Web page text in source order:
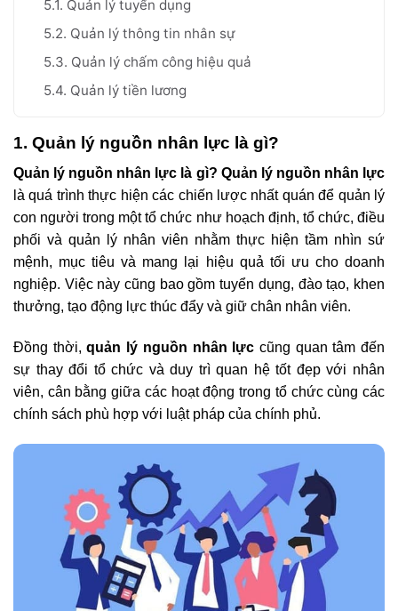
5.1. Quản lý tuyển dụng
5.2. Quản lý thông tin nhân sự
5.3. Quản lý chấm công hiệu quả
5.4. Quản lý tiền lương
1. Quản lý nguồn nhân lực là gì?
Quản lý nguồn nhân lực là gì? Quản lý nguồn nhân lực
là quá trình thực hiện các chiến lược nhất quán để quản lý
con người trong một tổ chức như hoạch định, tổ chức, điều
phối và quản lý nhân viên nhằm thực hiện tầm nhìn sứ
mệnh, mục tiêu và mang lại hiệu quả tối ưu cho doanh
nghiệp. Việc này cũng bao gồm tuyển dụng, đào tạo, khen
thưởng, tạo động lực thúc đẩy và giữ chân nhân viên.
Đồng thời,quản lý nguồn nhân lực cũng quan tâm đến
sự thay đổi tổ chức và duy trì quan hệ tốt đẹp với nhân
viên, cân bằng giữa các hoạt động trong tổ chức cùng các
chính sách phù hợp với luật pháp của chính phủ.